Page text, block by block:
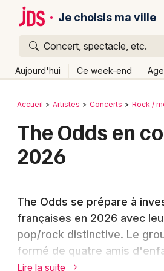
Je choisis ma ville
Concert, spectacle, etc.
Aujourd'hui Ce week-end
Publier un événement
Activité & Expérience
Manifestations
Foires & salons
Bordeaux
Colmar
Lyon
Marseille
Mulhouse
Retour
Accueil Artistes Concerts Rock /
The Odds en
2026
The Odds se prépare à
françaises en 2026 avec
pop/rock distinctive. Le
formé de quatre amis
concert à Paris et Chelles,
Lire la suite
Quoi ?
Où ?
Quand ?
Aujourd'hui